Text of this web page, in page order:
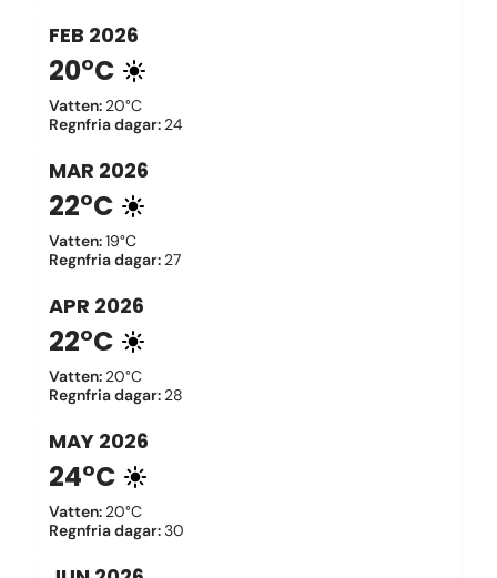
FEB 2026
20°C
Vatten: 20°C
Regnfria dagar: 24
MAR 2026
22°C
Vatten:19°C
Regnfria dagar: 27
APR 2026
22°C
Vatten: 20°C
Regnfria dagar: 28
MAY 2026
24°C
Vatten: 20°C
Regnfria dagar:30